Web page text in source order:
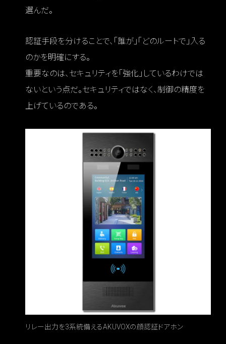
選んだ。
認証手段を分けることで、「誰が」「どのルートで」入る
のかを明確にする。
重要なのは、セキュリティを「強化」しているわけでは
ないという点だ。セキュリティではなく、制御の精度を
上げているのである。
リレー出力を3系統備えるAKUVOXの顔認証ドアホン